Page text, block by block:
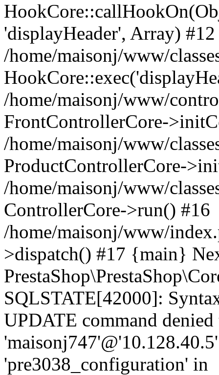
'displayHeader', Array) #12
/home/maisonj/www/
/home/maisonj/www/
FrontControllerCore-
/home/maisonj/www/
ProductControllerCore-
/home/maisonj/www/
ControllerCore->run() #16
/home/maisonj/www/
>dispatch() #17 {main}
SQLSTATE[42000]:
UPDATE command denied
'pre3038_configuration' in